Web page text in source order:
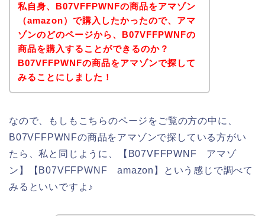
私自身、B07VFFPWNFの商品をアマゾン
（amazon）で購入したかったので、アマ
ゾンのどのページから、B07VFFPWNFの
商品を購入することができるのか？
B07VFFPWNFの商品をアマゾンで探して
みることにしました！
なので、もしもこちらのページをご覧の方の中に、
B07VFFPWNFの商品をアマゾンで探している方がい
たら、私と同じように、【B07VFFPWNF アマゾ
ン】【B07VFFPWNF amazon】という感じで調べて
みるといいですよ♪